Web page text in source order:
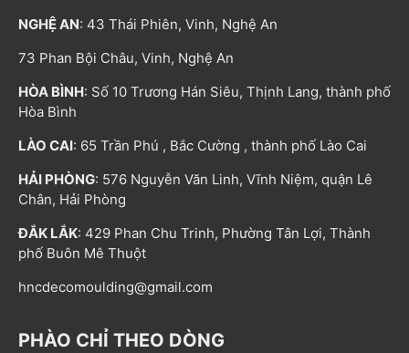
NGHỆ AN: 43 Thái Phiên, Vinh, Nghệ An
73 Phan Bội Châu, Vinh, Nghệ An
HÒA BÌNH: Số 10 Trương Hán Siêu, Thịnh Lang, thành phố
Hòa Bình
LÀO CAI: 65 Trần Phú , Bắc Cường , thành phố Lào Cai
HẢI PHÒNG: 576 Nguyễn Văn Linh, Vĩnh Niệm, quận Lê
Chân, Hải Phòng
ĐẮK LẮK: 429 Phan Chu Trinh, Phường Tân Lợi, Thành
phố Buôn Mê Thuột
hncdecomoulding@gmail.com
PHÀO CHỈ THEO DÒNG